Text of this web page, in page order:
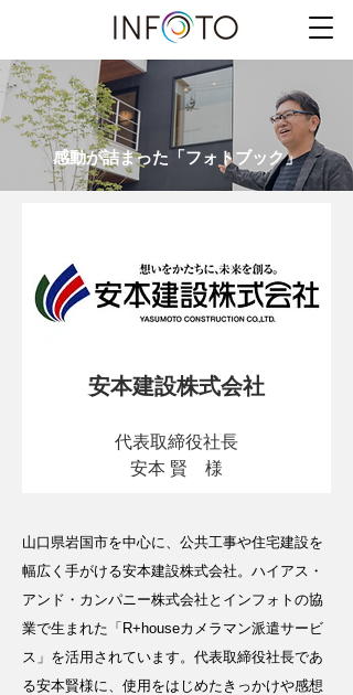
感動が詰まった「フォトブック」
安本建設株式会社
代表取締役社長
安本 賢　様
山口県岩国市を中心に、公共工事や住宅建設を
幅広く手がける安本建設株式会社。ハイアス・
アンド・カンパニー株式会社とインフォトの協
業で生まれた「R+houseカメラマン派遣サービ
ス」を活用されています。代表取締役社長であ
る安本賢様に、使用をはじめたきっかけや感想